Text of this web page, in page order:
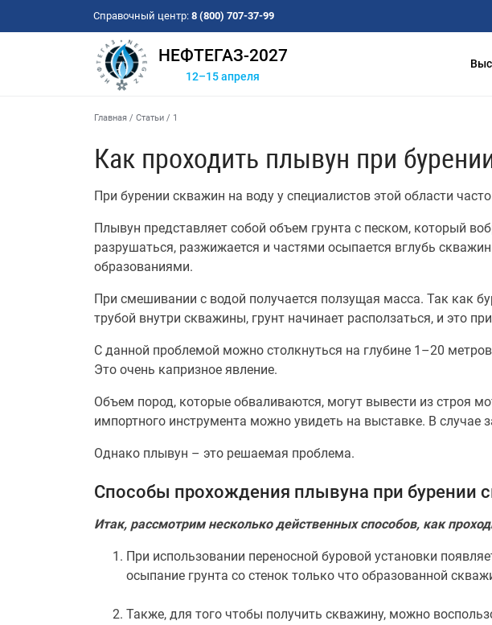
Справочный центр: 8 (800) 707-37-99
НЕФТЕГАЗ-2027
12–15 апреля
Главная / Статьи / 1
Как проходить плывун при
При бурении скважин на воду у специалистов этой области
Плывун представляет собой объем грунта с песком, который
разрушаться, разжижается и частями осыпается вглубь
образованиями.
При смешивании с водой получается ползущая масса. Так как
трубой внутри скважины, грунт начинает расползаться, и это
С данной проблемой можно столкнуться на глубине 1–20
Это очень капризное явление.
Объем пород, которые обваливаются, могут вывести из строя
импортного инструмента можно увидеть на выставке. В
Однако плывун – это решаемая проблема.
Способы прохождения плывуна при бурении
Итак, рассмотрим несколько действенных способов, как
При использовании переносной буровой установки
осыпание грунта со стенок только что образованной
Также, для того чтобы получить скважину, можно